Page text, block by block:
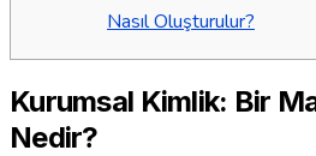
Nasıl Oluşturulur?
Kurumsal Kimlik: Bir
Nedir?